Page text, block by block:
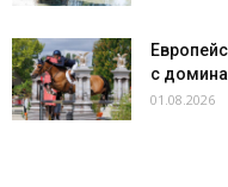
с
01.08.2026